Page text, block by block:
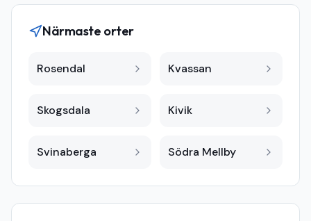
Närmaste orter
Rosendal Kvassan
Skogsdala Kivik
Svinaberga Södra Mellby